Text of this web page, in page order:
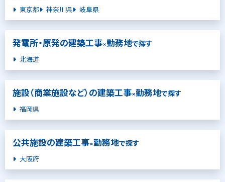
東京都 神奈川県 岐阜県
発電所・原発の建築工事×勤務地で探す
北海道
施設（商業施設など）の建築工事×勤務地で探す
福岡県
公共施設の建築工事×勤務地で探す
大阪府